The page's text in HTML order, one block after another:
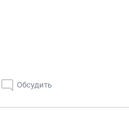
Обсудить